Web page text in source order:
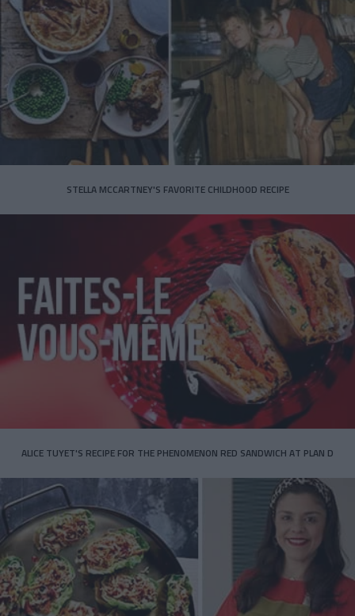
STELLA MCCARTNEY'S FAVORITE CHILDHOOD RECIPE
ALICE TUYET'S RECIPE FOR THE PHENOMENON RED SANDWICH AT PLAN D